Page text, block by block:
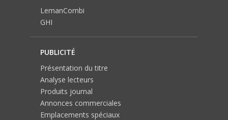
LemanCombi
GHI
PUBLICITÉ
Présentation du titre
Analyse lecteurs
Produits journal
Annonces commerciales
Emplacements spéciaux